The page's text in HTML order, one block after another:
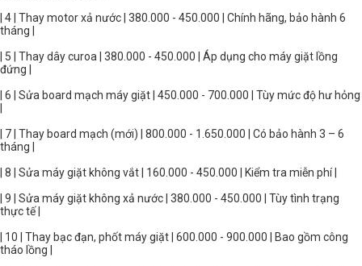
| 4 | Thay motor xả nước | 380.000 - 450.000 | Chính hãng, bảo hành 6
tháng |
| 5 | Thay dây curoa | 380.000 - 450.000 | Áp dụng cho máy giặt lồng
đứng |
| 6 | Sửa board mạch máy giặt | 450.000 - 700.000 | Tùy mức độ hư hỏng
| 7 | Thay board mạch (mới) | 800.000 - 1.650.000 | Có bảo hành 3 – 6
tháng |
| 8 | Sửa máy giặt không vắt | 160.000 - 450.000 | Kiểm tra miễn phí |
| 9 | Sửa máy giặt không xả nước | 380.000 - 450.000 | Tùy tình trạng
thực tế |
| 10 | Thay bạc đạn, phốt máy giặt | 600.000 - 900.000 | Bao gồm công
tháo lồng |